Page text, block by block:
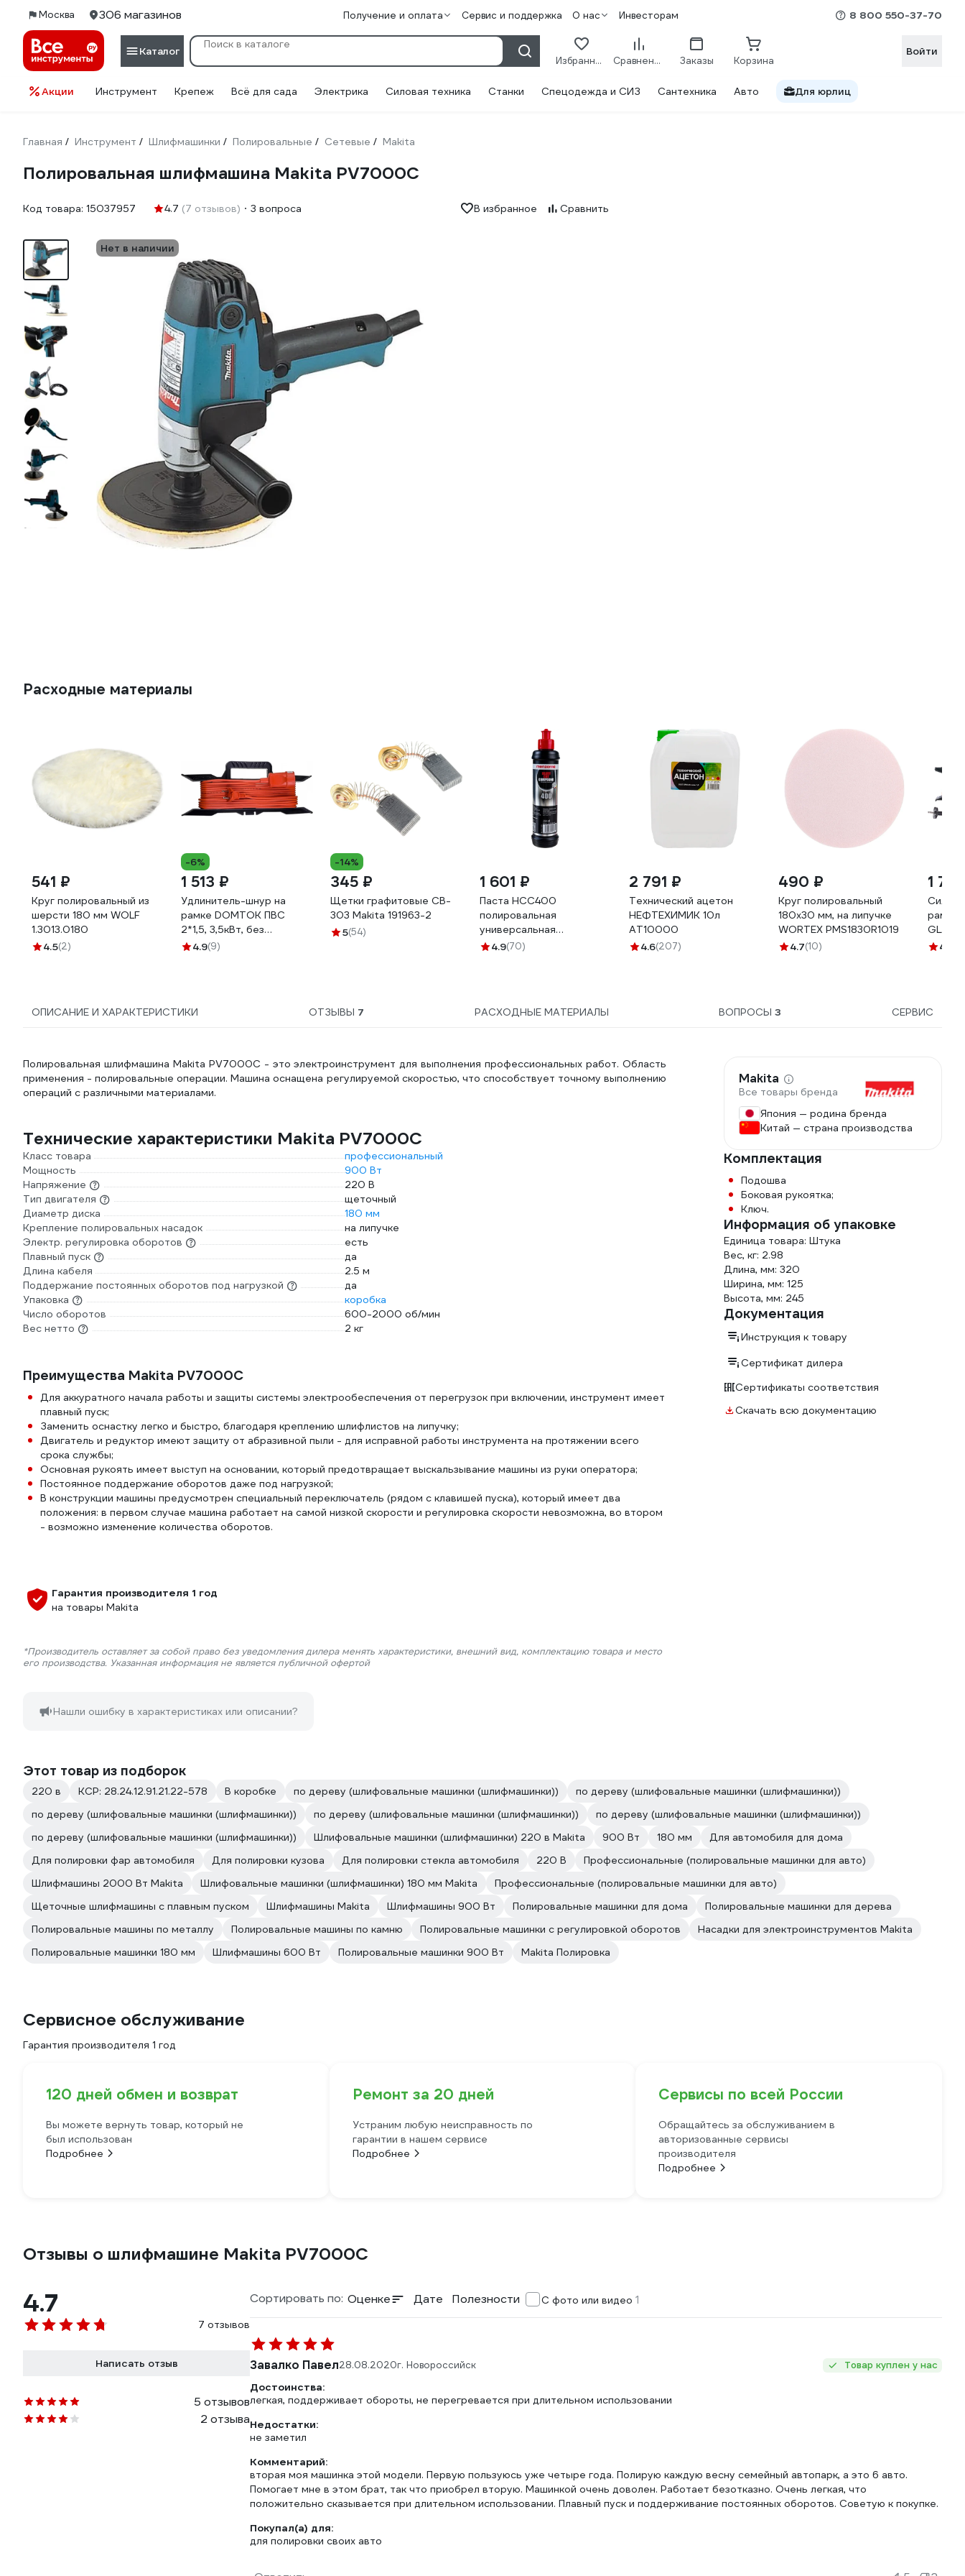
Москва 306 магазинов Получение и оплата Сервис и поддержка О нас Инвесторам 8 800 550-37-70
Каталог
Избранное Сравнение Заказы Корзина
Войти
Акции Инструмент Крепеж Всё для сада Электрика Силовая техника Станки Спецодежда и СИЗ Сантехника Авто Для юрлиц
Главная / Инструмент / Шлифмашинки / Полировальные / Сетевые / Makita
Полировальная шлифмашина Makita PV7000C
Код товара: 15037957 4.7 (7 отзывов) 3 вопроса В избранное Сравнить
Нет в наличии
Расходные материалы
541 ₽
Круг полировальный из
шерсти 180 мм WOLF
1.3013.0180
4.5(2)
-6%
1 513 ₽
Удлинитель-шнур на
рамке DOMTOK ПВС
2*1,5, 3,5кВт, без
заземления, 30м 2404
4.9(9)
-14%
345 ₽
Щетки графитовые CB-
303 Makita 191963-2
5(54)
1 601 ₽
Паста HCC400
полировальная
универсальная
высокоабразивная
4.9(70)
2 791 ₽
Технический ацетон
НЕФТЕХИМИК 10л
АТ10000
4.6(207)
490 ₽
Круг полировальный
180х30 мм, на липучке
WORTEX PMS1830R1019
4.7(10)
1
рамке
4.4
ОПИСАНИЕ И ХАРАКТЕРИСТИКИ ОТЗЫВЫ 7 РАСХОДНЫЕ МАТЕРИАЛЫ ВОПРОСЫ3 СЕРВИС
Полировальная шлифмашина Makita PV7000C - это электроинструмент для выполнения профессиональных работ. Область
применения - полировальные операции. Машина оснащена регулируемой скоростью, что способствует точному выполнению
операций с различными материалами.
Технические характеристики Makita PV7000C
Класс товара
профессиональный
Мощность
900 Вт
Напряжение
220 В
Тип двигателя
щеточный
Диаметр диска
180 мм
Крепление полировальных насадок
на липучке
Электр. регулировка оборотов
есть
Плавный пуск
да
Длина кабеля
2.5 м
Поддержание постоянных оборотов под нагрузкой
да
Упаковка
коробка
Число оборотов
600-2000 об/мин
Вес нетто
2 кг
Преимущества Makita PV7000C
Для аккуратного начала работы и защиты системы электрообеспечения от перегрузок при включении, инструмент имеет
плавный пуск;
Заменить оснастку легко и быстро, благодаря креплению шлифлистов на липучку;
Двигатель и редуктор имеют защиту от абразивной пыли - для исправной работы инструмента на протяжении всего
срока службы;
Основная рукоять имеет выступ на основании, который предотвращает выскальзывание машины из руки оператора;
Постоянное поддержание оборотов даже под нагрузкой;
В конструкции машины предусмотрен специальный переключатель (рядом с клавишей пуска), который имеет два
положения: в первом случае машина работает на самой низкой скорости и регулировка скорости невозможна, во втором
- возможно изменение количества оборотов.
Гарантия производителя 1 год
на товары Makita
*Производитель оставляет за собой право без уведомления дилера менять характеристики, внешний вид, комплектацию товара и место
его производства. Указанная информация не является публичной офертой
Нашли ошибку в характеристиках или описании?
Makita
Все товары бренда
Япония — родина бренда
Китай — страна производства
Комплектация
Подошва
Боковая рукоятка;
Ключ.
Информация об упаковке
Единица товара: Штука
Вес, кг: 2.98
Длина, мм: 320
Ширина, мм: 125
Высота, мм: 245
Документация
Инструкция к товару
Сертификат дилера
Сертификаты соответствия
Скачать всю документацию
Этот товар из подборок
220 в КСР: 28.24.12.91.21.22-578 В коробке по дереву (шлифовальные машинки (шлифмашинки))
по дереву (шлифовальные машинки (шлифмашинки))
по дереву (шлифовальные машинки (шлифмашинки))
по дереву (шлифовальные машинки (шлифмашинки))
по дереву (шлифовальные машинки (шлифмашинки))
по дереву (шлифовальные машинки (шлифмашинки))
Шлифовальные машинки (шлифмашинки) 220 в Makita 900 Вт 180 мм
Для автомобиля для дома
Для полировки фар автомобиля
Для полировки кузова Для полировки стекла автомобиля 220 В
Профессиональные (полировальные машинки для авто)
Шлифмашины 2000 Вт Makita
Шлифовальные машинки (шлифмашинки) 180 мм Makita
Профессиональные (полировальные машинки для авто)
Щеточные шлифмашины с плавным пуском
Шлифмашины Makita Шлифмашины 900 Вт Полировальные машинки для дома
Полировальные машинки для дерева
Полировальные машины по металлу
Полировальные машины по камню Полировальные машинки с регулировкой оборотов
Насадки для электроинструментов Makita
Полировальные машинки 180 мм
Шлифмашины 600 Вт Полировальные машинки 900 Вт Makita Полировка
Сервисное обслуживание
Гарантия производителя 1 год
120 дней обмен и возврат
Вы можете вернуть товар, который не
был использован
Подробнее
Ремонт за 20 дней
Устраним любую неисправность по
гарантии в нашем сервисе
Подробнее
Сервисы по всей России
Обращайтесь за обслуживанием в
авторизованные сервисы
производителя
Подробнее
Отзывы о шлифмашине Makita PV7000C
4.7
7 отзывов
Написать отзыв
5 отзывов
2 отзыва
Сортировать по: Оценке Дате Полезности С фото или видео 1
Завалко Павел28.08.2020г. Новороссийск Товар куплен у нас
Достоинства:
легкая, поддерживает обороты, не перегревается при длительном использовании
Недостатки:
не заметил
Комментарий:
вторая моя машинка этой модели. Первую пользуюсь уже четыре года. Полирую каждую весну семейный автопарк, а это 6 авто.
Помогает мне в этом брат, так что приобрел вторую. Машинкой очень доволен. Работает безотказно. Очень легкая, что
положительно сказывается при длительном использовании. Плавный пуск и поддерживание постоянных оборотов. Советую к покупке.
Покупал(а) для:
для полировки своих авто